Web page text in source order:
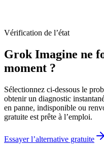
Vérification de l’état
Grok Imagine ne
moment ?
Sélectionnez ci-dessous le
obtenir un diagnostic
en panne, indisponible ou
gratuite est prête à l’emploi.
Essayer l’alternative gratuite